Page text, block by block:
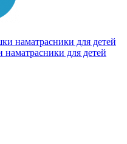
для детей